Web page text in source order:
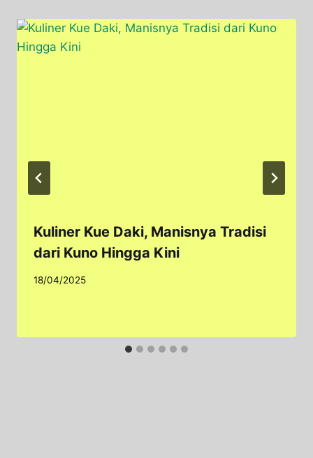
Kuliner Kue Daki, Manisnya Tradisi
dari Kuno Hingga Kini
18/04/2025